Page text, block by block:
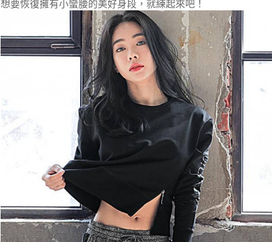
想要恢復擁有小蠻腰的美好身段，就練起來吧！